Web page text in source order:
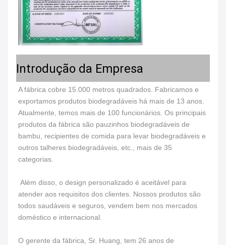
Introdução da Empresa
A fábrica cobre 15.000 metros quadrados. Fabricamos e
exportamos produtos biodegradáveis há mais de 13 anos.
Atualmente, temos mais de 100 funcionários. Os principais
produtos da fábrica são pauzinhos biodegradáveis de
bambu, recipientes de comida para levar biodegradáveis e
outros talheres biodegradáveis, etc., mais de 35
categorias.
atender aos requisitos dos clientes. Nossos produtos são
todos saudáveis e seguros, vendem bem nos mercados
doméstico e internacional.
O gerente da fábrica, Sr. Huang, tem 26 anos de